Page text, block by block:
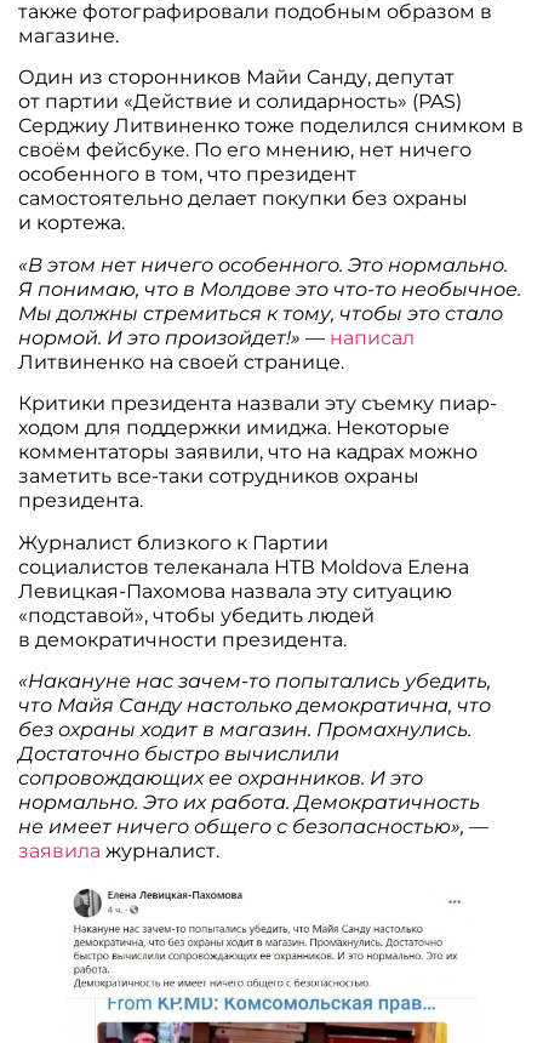
также фотографировали подобным образом в
магазине.
Один из сторонников Майи Санду, депутат
от партии «Действие и солидарность» (PAS)
Серджиу Литвиненко тоже поделился снимком в
своём фейсбуке. По его мнению, нет ничего
особенного в том, что президент
самостоятельно делает покупки без охраны
и кортежа.
«В этом нет ничего особенного. Это нормально.
Я понимаю, что в Молдове это что-то необычное.
Мы должны стремиться к тому, чтобы это стало
нормой. И это произойдет!»— написал
Литвиненко на своей странице.
Критики президента назвали эту съемку пиар-
ходом для поддержки имиджа. Некоторые
комментаторы заявили, что на кадрах можно
заметить все-таки сотрудников охраны
президента.
Журналист близкого к Партии
социалистов телеканала НТВ Moldova Елена
Левицкая-Пахомова назвала эту ситуацию
«подставой», чтобы убедить людей
в демократичности президента.
«Накануне нас зачем-то попытались убедить,
что Майя Санду настолько демократична, что
без охраны ходит в магазин. Промахнулись.
Достаточно быстро вычислили
сопровождающих ее охранников. И это
нормально. Это их работа. Демократичность
не имеет ничего общего с безопасностью», —
заявила журналист.